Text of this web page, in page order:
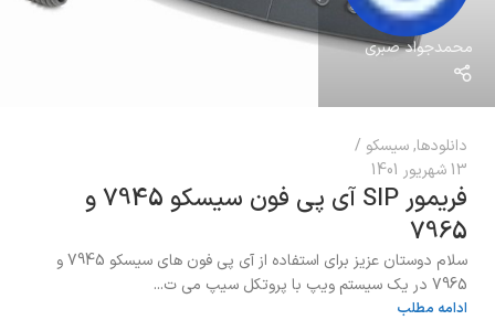
محمدجواد صبری
دانلودها,سیسکو
13 شهریور 1401
فریمور SIP آی پی فون سیسکو 7945 و
7965
سلام دوستان عزیز برای استفاده از آی پی فون های سیسکو 7945 و
7965 در یک سیستم ویپ با پروتکل سیپ می ت...
ادامه مطلب